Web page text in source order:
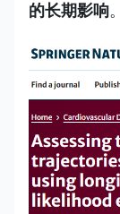
的长期影响。